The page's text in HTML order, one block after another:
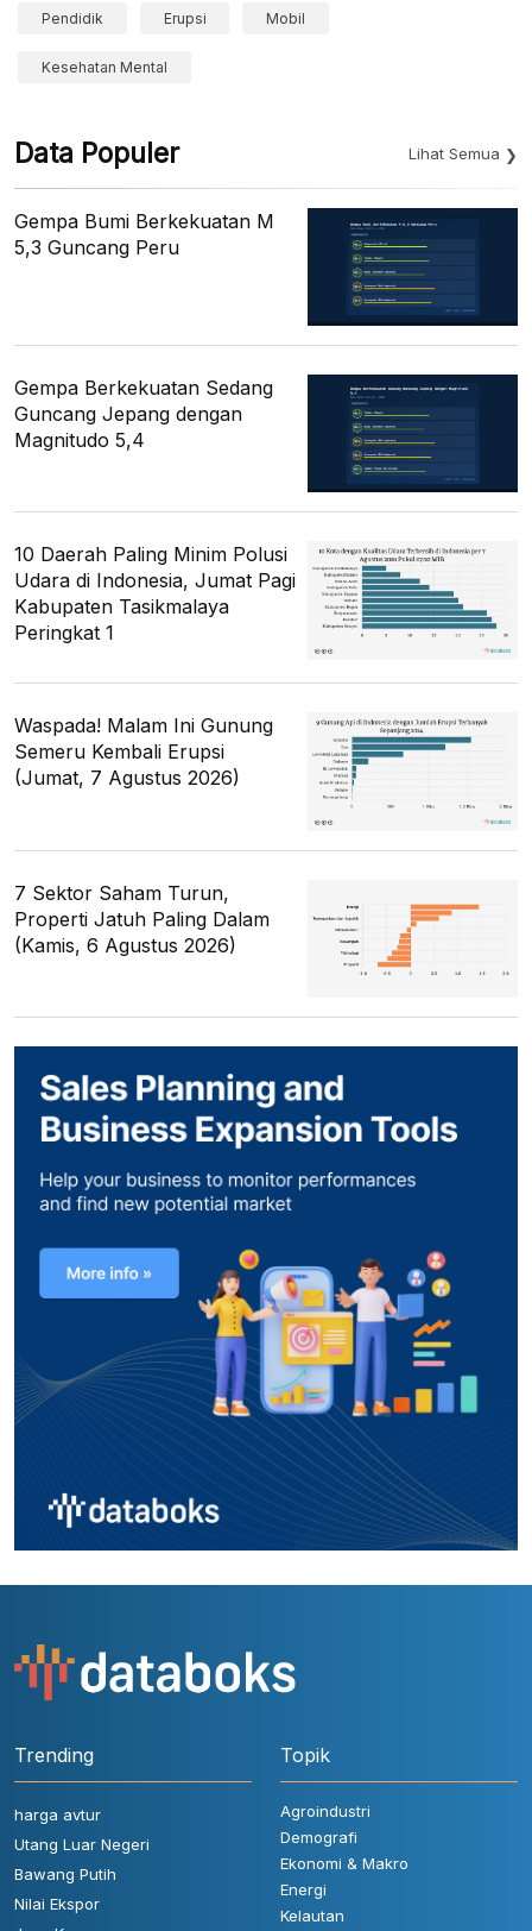
Pendidik Erupsi Mobil
Kesehatan Mental
Data Populer Lihat Semua
Gempa Bumi Berkekuatan M
5,3 Guncang Peru
Gempa Berkekuatan Sedang
Guncang Jepang dengan
Magnitudo 5,4
10 Daerah Paling Minim Polusi
Udara di Indonesia, Jumat Pagi
Kabupaten Tasikmalaya
Peringkat 1
Waspada! Malam Ini Gunung
Semeru Kembali Erupsi
(Jumat, 7 Agustus 2026)
7 Sektor Saham Turun,
Properti Jatuh Paling Dalam
(Kamis, 6 Agustus 2026)
Trending
harga avtur
Utang Luar Negeri
Bawang Putih
Nilai Ekspor
Topik
Agroindustri
Demografi
Ekonomi & Makro
Energi
Kelautan